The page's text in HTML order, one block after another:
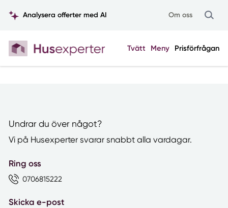
Analysera offerter med AI Om oss
Tvätt Meny Prisförfrågan
Undrar du över något?
Vi på Husexperter svarar snabbt alla vardagar.
Ring oss
0706815222
Skicka e-post